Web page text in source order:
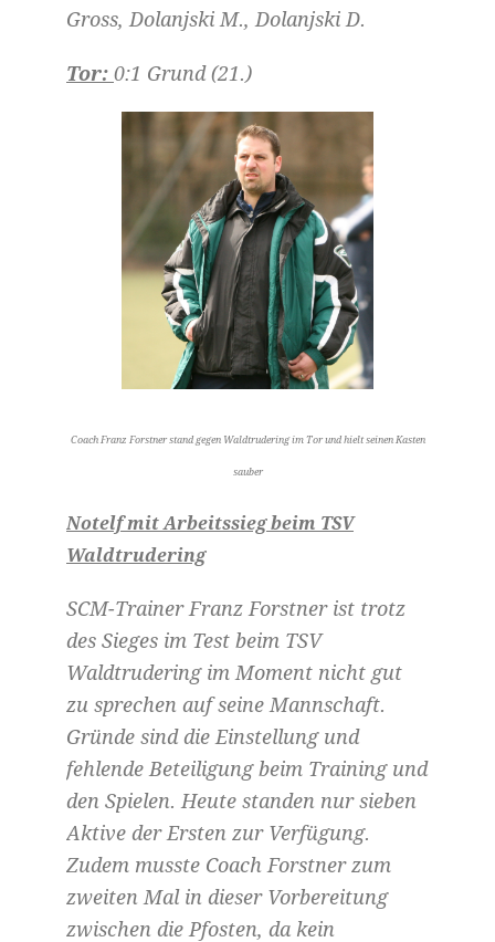
Gross, Dolanjski M., Dolanjski D.
Tor: 0:1 Grund (21.)
Coach Franz Forstner stand gegen Waldtrudering im Tor und hielt seinen Kasten
sauber
Notelf mit Arbeitssieg beim TSV
Waldtrudering
SCM-Trainer Franz Forstner ist trotz
des Sieges im Test beim TSV
Waldtrudering im Moment nicht gut
zu sprechen auf seine Mannschaft.
Gründe sind die Einstellung und
fehlende Beteiligung beim Training und
den Spielen. Heute standen nur sieben
Aktive der Ersten zur Verfügung.
Zudem musste Coach Forstner zum
zweiten Mal in dieser Vorbereitung
zwischen die Pfosten, da kein